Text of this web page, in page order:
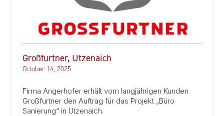
Großfurtner, Utzenaich
October 14, 2025
Firma Angerhofer erhält vom langjährigen Kunden
Großfurtner den Auftrag für das Projekt „Büro
Sanierung“ in Utzenaich.